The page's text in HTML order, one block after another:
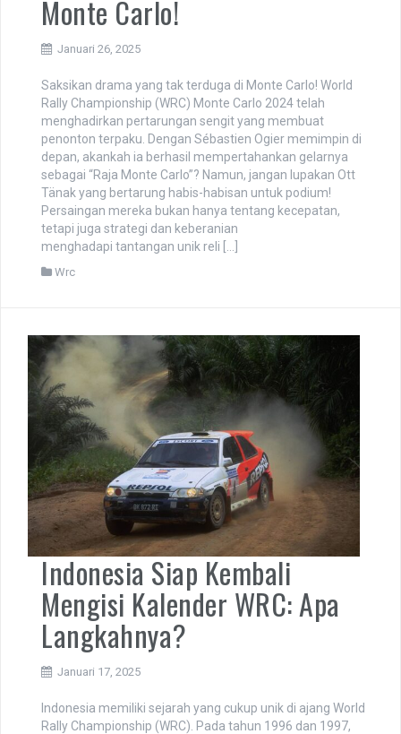
Monte Carlo!
Januari 26, 2025
Saksikan drama yang tak terduga di Monte Carlo! World
Rally Championship (WRC) Monte Carlo 2024 telah
menghadirkan pertarungan sengit yang membuat
penonton terpaku. Dengan Sébastien Ogier memimpin di
depan, akankah ia berhasil mempertahankan gelarnya
sebagai “Raja Monte Carlo”? Namun, jangan lupakan Ott
Tänak yang bertarung habis-habisan untuk podium!
Persaingan mereka bukan hanya tentang kecepatan,
tetapi juga strategi dan keberanian
menghadapi tantangan unik reli […]
Wrc
Indonesia Siap Kembali
Mengisi Kalender WRC: Apa
Langkahnya?
Januari 17, 2025
Indonesia memiliki sejarah yang cukup unik di ajang World
Rally Championship (WRC). Pada tahun 1996 dan 1997,